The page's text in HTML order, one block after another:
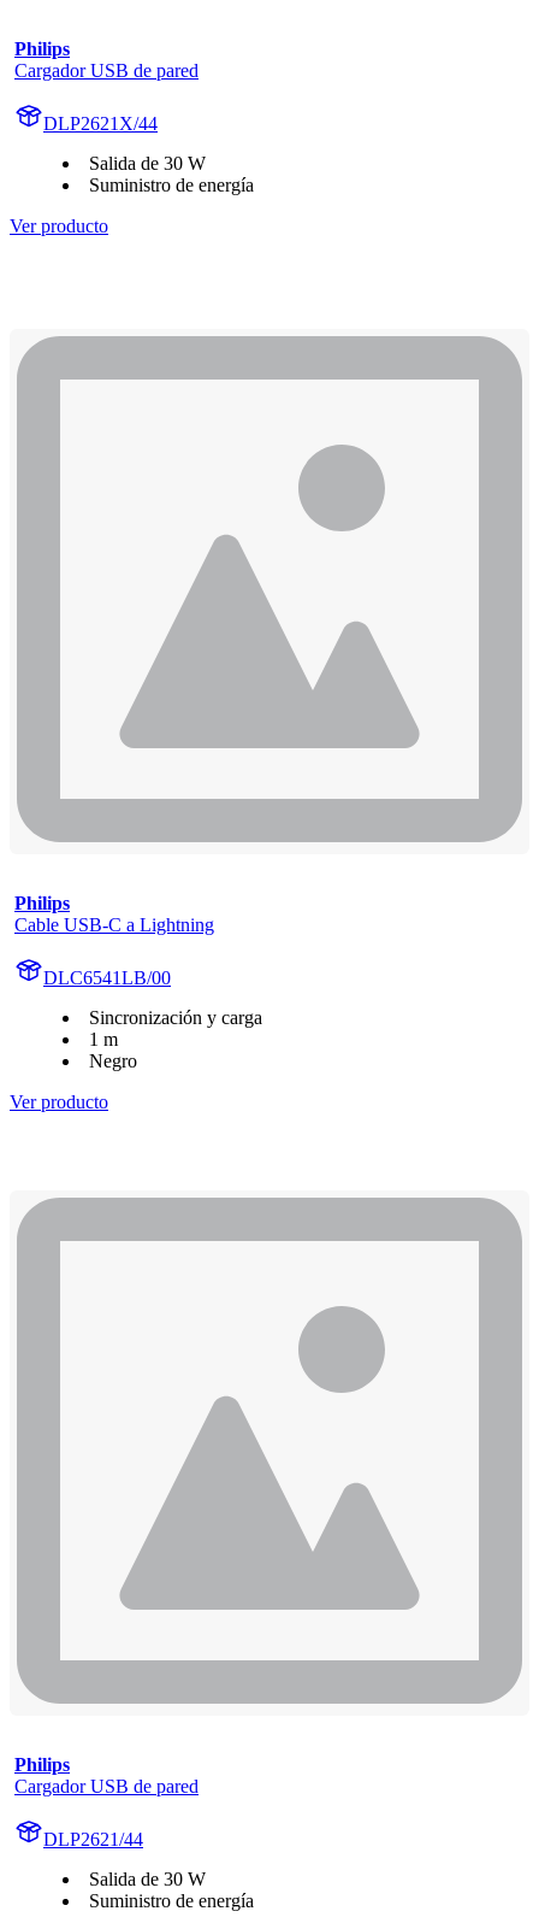
Philips
Cargador USB de pared
DLP2621X/44
Salida de 30 W
Suministro de energía
Ver producto
Philips
Cable USB-C a Lightning
DLC6541LB/00
Sincronización y carga
1 m
Negro
Ver producto
Philips
Cargador USB de pared
DLP2621/44
Salida de 30 W
Suministro de energía